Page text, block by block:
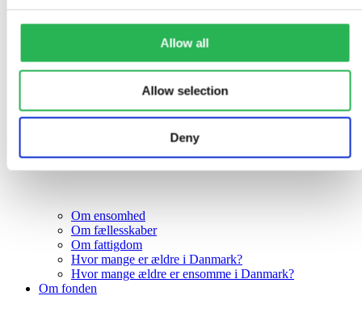
Allow all
Allow selection
Deny
Om ensomhed
Om fællesskaber
Om fattigdom
Hvor mange er ældre i Danmark?
Hvor mange ældre er ensomme i Danmark?
Om fonden